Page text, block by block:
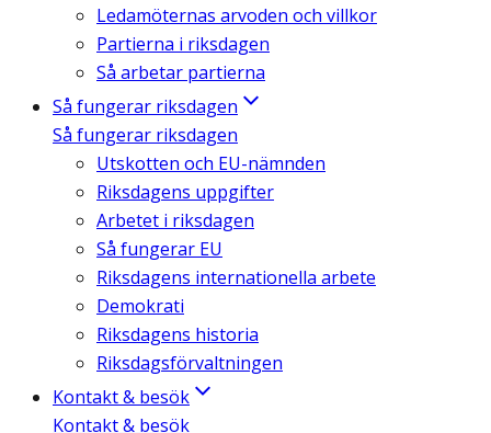
Ledamöternas arvoden och villkor
Partierna i riksdagen
Så arbetar partierna
Så fungerar riksdagen
Så fungerar riksdagen
Utskotten och EU-nämnden
Riksdagens uppgifter
Arbetet i riksdagen
Så fungerar EU
Riksdagens internationella arbete
Demokrati
Riksdagens historia
Riksdagsförvaltningen
Kontakt & besök
Kontakt & besök